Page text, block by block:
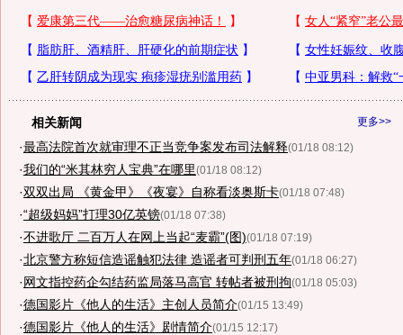
更多>>
相关新闻
·最高法院首次就审理不正当竞争案发布司法解释(01/18 08:12)
·我们的“米其林穷人宝典”在哪里(01/18 08:12)
·双双出局 《黄金甲》《夜宴》自称看淡奥斯卡(01/18 07:48)
·“超级妈妈”打理30亿英镑(01/18 07:38)
·不进歌厅 二百万人在网上当起“麦霸”(图)(01/18 07:19)
·北京警方称短信造谣触犯法律 造谣者可判刑五年(01/18 06:27)
·网文指控药企勾结药监局落马高官 转帖者被刑拘(01/18 05:03)
·德国影片《他人的生活》主创人员简介(01/15 13:49)
·德国影片《他人的生活》剧情简介(01/15 12:17)